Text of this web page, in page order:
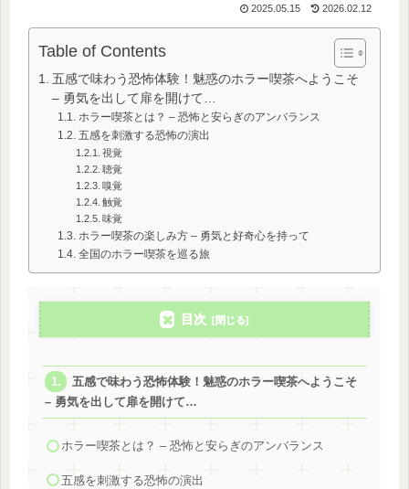
2025.05.15 2026.02.12
Table of Contents
五感で味わう恐怖体験！魅惑のホラー喫茶へようこそ
– 勇気を出して扉を開けて…
ホラー喫茶とは？ – 恐怖と安らぎのアンバランス
五感を刺激する恐怖の演出
視覚
聴覚
嗅覚
触覚
味覚
ホラー喫茶の楽しみ方 – 勇気と好奇心を持って
全国のホラー喫茶を巡る旅
目次
五感で味わう恐怖体験！魅惑のホラー喫茶へようこそ
– 勇気を出して扉を開けて…
ホラー喫茶とは？ – 恐怖と安らぎのアンバランス
五感を刺激する恐怖の演出